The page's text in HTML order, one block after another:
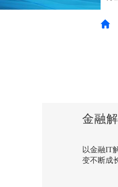
金融
以金融IT
变不断成